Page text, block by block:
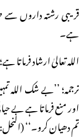
قریبی رشتہ داروں سے
ہے۔
اللہ تعالیٰ ارشاد فرماتا ہے؛
ترجمہ؛ ’’بے شک اللہ
اور منع فرماتا ہے بے
تم دھیان کرو۔‘‘ (النحل:۹۰)